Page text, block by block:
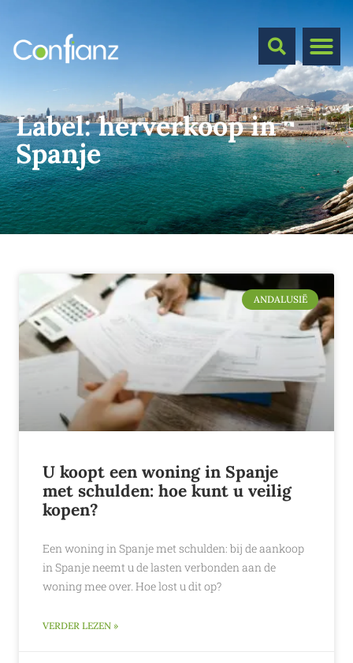
Label:herverkoop in
Spanje
ANDALUSIË
U koopt een woning in Spanje
met schulden: hoe kunt u veilig
kopen?
Een woning in Spanje met schulden: bij de aankoop
in Spanje neemt u de lasten verbonden aan de
woning mee over. Hoe lost u dit op?
VERDER LEZEN »